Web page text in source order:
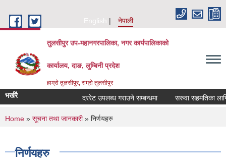
English
नेपाली
तुलसीपुर उप-महानगरपालिका, नगर कार्यपालिकाको
कार्यालय, दाङ, लुम्बिनी प्रदेश
हाम्रो तुलसीपुर, राम्रो तुलसीपुर
भर्खरै दररेट उपलब्ध गराउने सम्बन्धमा सरुवा सहमतिका लागि
You are here
Home » सूचना तथा जानकारी» निर्णयहरु
निर्णयहरु